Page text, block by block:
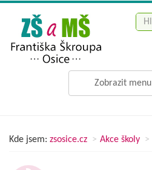
Zobrazit menu
Kde jsem: zsosice.cz Akce školy